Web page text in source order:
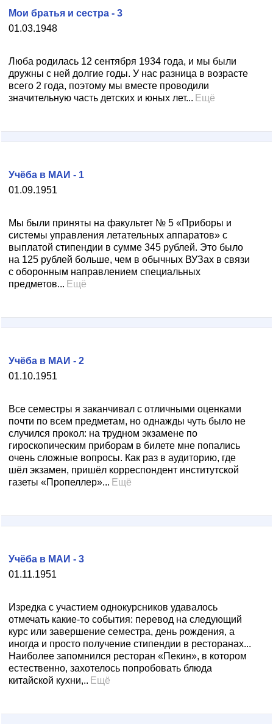
01.03.1948
Мои братья и сестра - 3
Люба родилась 12 сентября 1934 года, и мы были
дружны с ней долгие годы. У нас разница в возрасте
всего 2 года, поэтому мы вместе проводили
значительную часть детских и юных лет... Ещё
01.09.1951
Учёба в МАИ - 1
Мы были приняты на факультет № 5 «Приборы и
системы управления летательных аппаратов» с
выплатой стипендии в сумме 345 рублей. Это было
на 125 рублей больше, чем в обычных ВУЗах в связи
с оборонным направлением специальных
предметов... Ещё
01.10.1951
Учёба в МАИ - 2
Все семестры я заканчивал с отличными оценками
почти по всем предметам, но однажды чуть было не
случился прокол: на трудном экзамене по
гироскопическим приборам в билете мне попались
очень сложные вопросы. Как раз в аудиторию, где
шёл экзамен, пришёл корреспондент институтской
газеты «Пропеллер»... Ещё
01.11.1951
Учёба в МАИ - 3
Изредка с участием однокурсников удавалось
отмечать какие-то события: перевод на следующий
курс или завершение семестра, день рождения, а
иногда и просто получение стипендии в ресторанах...
Наиболее запомнился ресторан «Пекин», в котором
естественно, захотелось попробовать блюда
китайской кухни,.. Ещё